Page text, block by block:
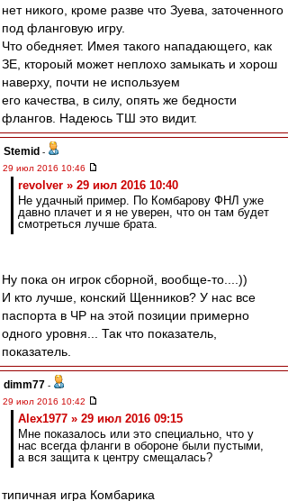
нет никого, кроме разве что Зуева, заточенного
под фланговую игру.
Что обедняет. Имея такого нападающего, как
ЗЕ, ктороый может неплохо замыкать и хорош
наверху, почти не используем
его качества, в силу, опять же бедности
флангов. Надеюсь ТШ это видит.
Stemid -
29 июл 2016 10:46
revolver » 29 июл 2016 10:40
Не удачный пример. По Комбарову ФНЛ уже
давно плачет и я не уверен, что он там будет
смотреться лучше брата.
Ну пока он игрок сборной, вообще-то....))
И кто лучше, конский Щенников? У нас все
паспорта в ЧР на этой позиции примерно
одного уровня... Так что показатель,
показатель.
dimm77 -
29 июл 2016 10:42
Alex1977 » 29 июл 2016 09:15
Мне показалось или это специально, что у
нас всегда фланги в обороне были пустыми,
а вся защита к центру смещалась?
типичная игра Комбарика